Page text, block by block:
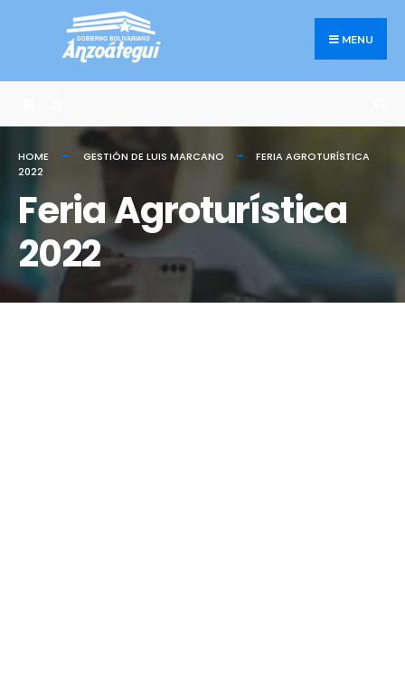
MENU
HOME GESTIÓN DE LUIS MARCANO
FERIA AGROTURÍSTICA
2022
Feria Agroturística
2022